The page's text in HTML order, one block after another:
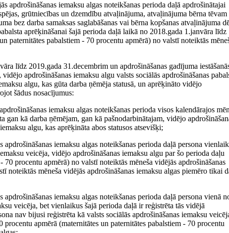
apdrošināšanas iemaksu algas noteikšanas perioda daļā apdrošinātajai
grūtniecības un dzemdību atvaļinājuma, atvaļinājuma bērna tēvam
bez darba samaksas saglabāšanas vai bērna kopšanas atvaļinājuma
aprēķināšanai šajā perioda daļā laikā no 2018.gada 1.janvāra līdz
paternitātes pabalstiem - 70 procentu apmērā) no valstī noteiktās
līdz 2019.gada 31.decembrim un apdrošināšanas gadījuma
apdrošināšanas iemaksu algu valsts sociālās apdrošināšanas
algu, kas gūta darba ņēmēja statusā, un aprēķināto vidējo
šādus nosacījumus:
iemaksu algas noteikšanas perioda visos kalendārajos
gan kā darba ņēmējam, gan kā pašnodarbinātajam, vidējo
algu, kas aprēķināta abos statusos atsevišķi;
iemaksu algas noteikšanas perioda daļā persona
veicēja, vidējo apdrošināšanas iemaksu algu par šo perioda daļu
procentu apmērā) no valstī noteiktās mēneša vidējās apdrošināšanas
mēneša vidējās apdrošināšanas iemaksu algas piemēro tikai
iemaksu algas noteikšanas perioda daļā persona vienā
veicēja, bet vienlaikus šajā perioda daļā ir reģistrēta tās vidējā
nav bijusi reģistrēta kā valsts sociālās apdrošināšanas iemaksu
apmērā (maternitātes un paternitātes pabalstiem - 70 procentu